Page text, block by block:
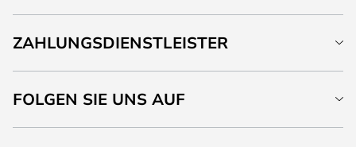
ZAHLUNGSDIENSTLEISTER
FOLGEN SIE UNS AUF